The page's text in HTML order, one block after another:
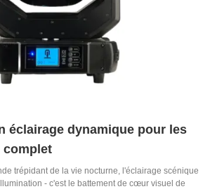
éclairage dynamique pour les
complet
trépidant de la vie nocturne, l'éclairage scénique
- c'est le battement de cœur visuel de